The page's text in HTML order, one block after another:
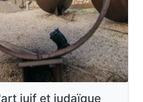
juif et judaïque